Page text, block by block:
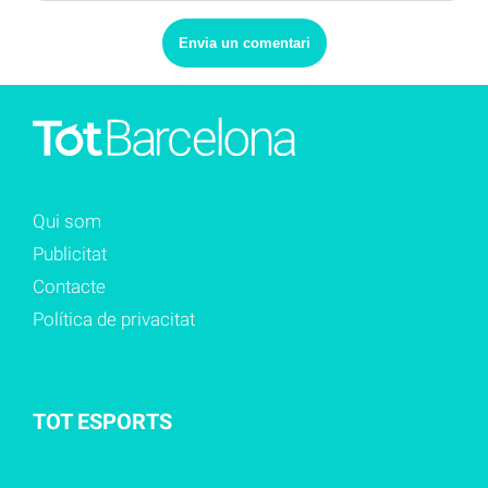
Qui som
Publicitat
Contacte
Política de privacitat
TOT ESPORTS